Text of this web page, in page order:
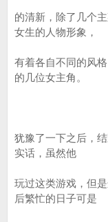
的清新，除了几个
女生的人物形象，
有着各自不同的风
的几位女主角。
犹豫了一下之后，
实话，虽然他
玩过这类游戏，但
后繁忙的日子可是